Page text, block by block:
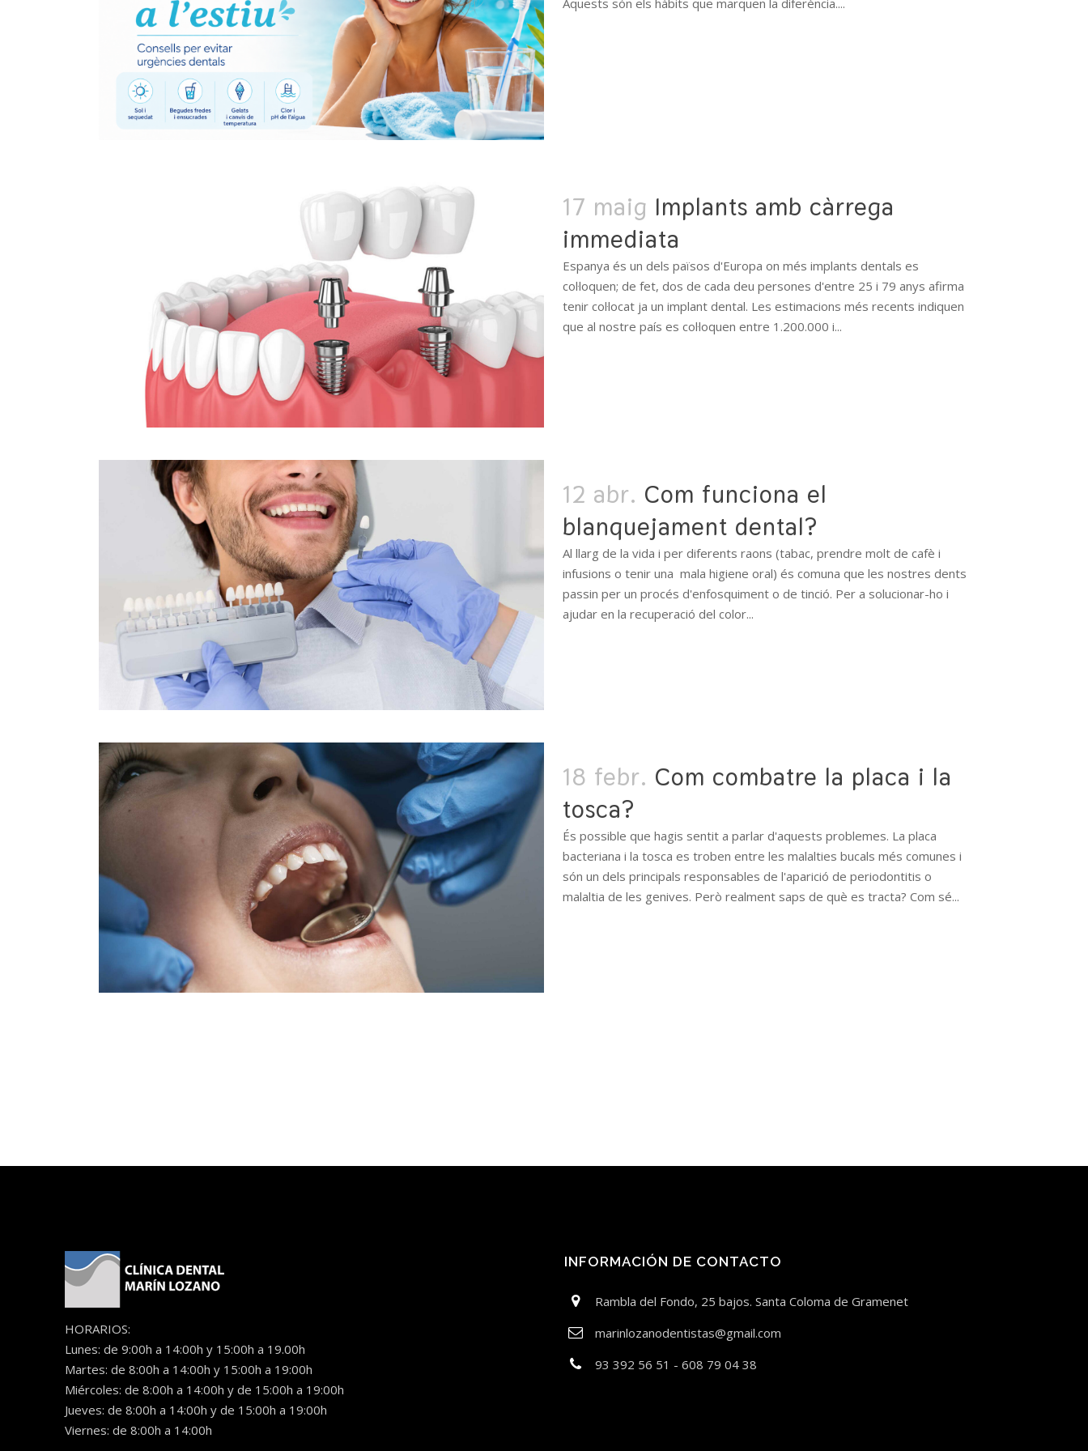
Aquests són els hàbits que marquen la diferència....
17 maig Implants amb càrrega
immediata
Espanya és un dels països d'Europa on més implants dentals es
col·loquen; de fet, dos de cada deu persones d'entre 25 i 79 anys afirma
tenir col·locat ja un implant dental. Les estimacions més recents indiquen
que al nostre país es col·loquen entre 1.200.000 i...
12 abr. Com funciona el
blanquejament dental?
Al llarg de la vida i per diferents raons (tabac, prendre molt de cafè i
infusions o tenir una mala higiene oral) és comuna que les nostres dents
passin per un procés d'enfosquiment o de tinció. Per a solucionar-ho i
ajudar en la recuperació del color...
18 febr. Com combatre la placa i la
tosca?
És possible que hagis sentit a parlar d'aquests problemes. La placa
bacteriana i la tosca es troben entre les malalties bucals més comunes i
són un dels principals responsables de l'aparició de periodontitis o
malaltia de les genives. Però realment saps de què es tracta? Com sé...
HORARIOS:
Lunes: de 9:00h a 14:00h y 15:00h a 19.00h
Martes: de 8:00h a 14:00h y 15:00h a 19:00h
Miércoles: de 8:00h a 14:00h y de 15:00h a 19:00h
Jueves: de 8:00h a 14:00h y de 15:00h a 19:00h
Viernes: de 8:00h a 14:00h
INFORMACIÓN DE CONTACTO
Rambla del Fondo, 25 bajos. Santa Coloma de Gramenet
marinlozanodentistas@gmail.com
93 392 56 51 - 608 79 04 38